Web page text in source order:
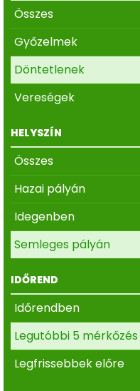
Összes
Győzelmek
Döntetlenek
Vereségek
HELYSZÍN
Összes
Hazai pályán
Idegenben
Semleges pályán
IDŐREND
Időrendben
Legutóbbi 5 mérkőzés
Legfrissebbek előre